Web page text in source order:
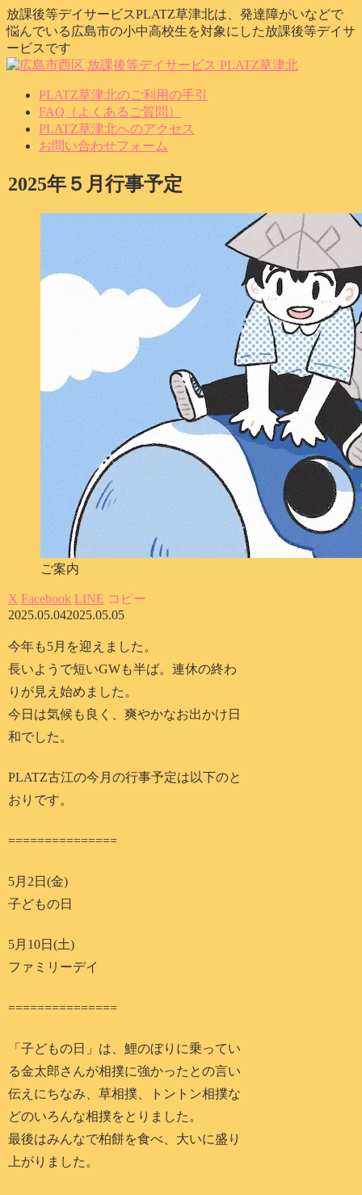
放課後等デイサービスPLATZ草津北は、発達障がいなどで
悩んでいる広島市の小中高校生を対象にした放課後等デイサ
ービスです
PLATZ草津北のご利用の手引
FAQ（よくあるご質問）
PLATZ草津北へのアクセス
お問い合わせフォーム
2025年５月行事予定
ご案内
X Facebook LINE コピー
2025.05.042025.05.05
今年も5月を迎えました。
長いようで短いGWも半ば。連休の終わ
りが見え始めました。
今日は気候も良く、爽やかなお出かけ日
和でした。
PLATZ古江の今月の行事予定は以下のと
おりです。
===============
5月2日(金)
子どもの日
5月10日(土)
ファミリーデイ
===============
「子どもの日」は、鯉のぼりに乗ってい
る金太郎さんが相撲に強かったとの言い
伝えにちなみ、草相撲、トントン相撲な
どのいろんな相撲をとりました。
最後はみんなで柏餅を食べ、大いに盛り
上がりました。